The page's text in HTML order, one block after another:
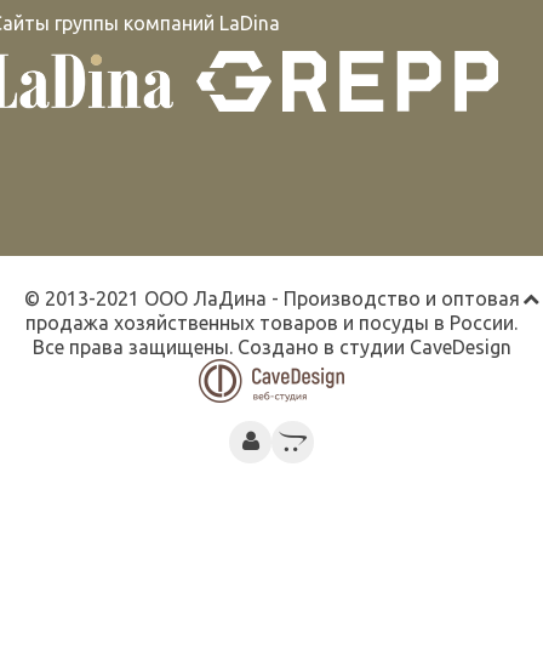
группы компаний LaDina
© 2013-2021 ООО ЛаДина - Производство и оптовая
продажа хозяйственных товаров и посуды в России.
Все права защищены. Создано в студии CaveDesign